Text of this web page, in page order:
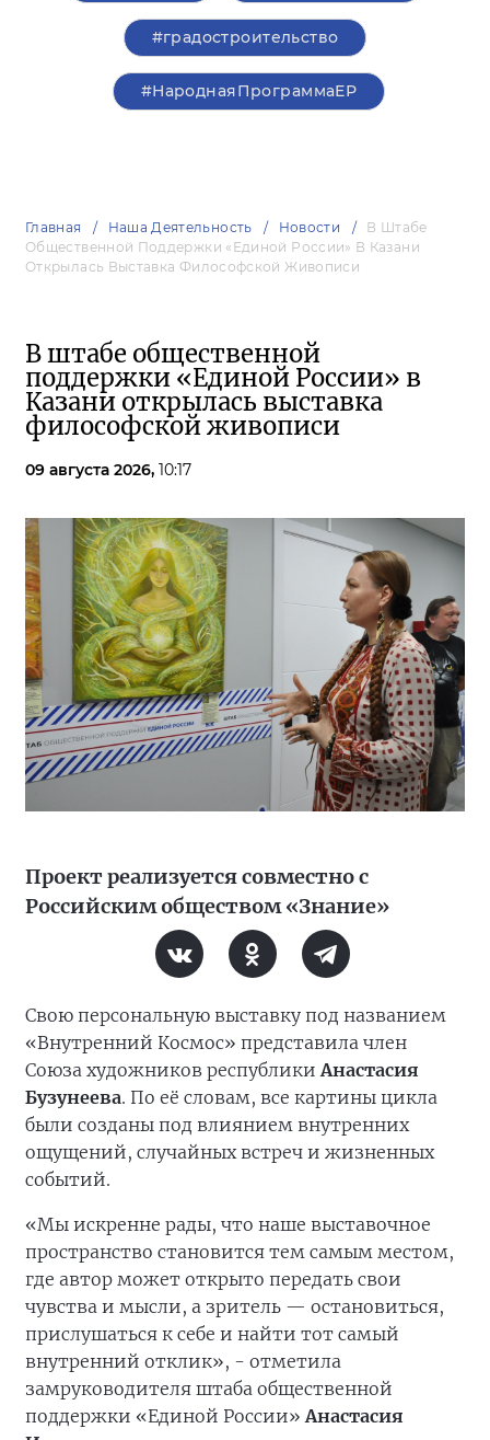
#градостроительство
#НароднаяПрограммаЕР
Главная Наша Деятельность Новости
В Штабе
Общественной Поддержки «Единой России» В Казани
Открылась Выставка Философской Живописи
В штабе общественной
поддержки «Единой России» в
Казани открылась выставка
философской живописи
09 августа 2026, 10:17
Проект реализуется совместно с
Российским обществом «Знание»
Свою персональную выставку под названием
«Внутренний Космос» представила член
Союза художников республики Анастасия
Бузунеева. По её словам, все картины цикла
были созданы под влиянием внутренних
ощущений, случайных встреч и жизненных
событий.
«Мы искренне рады, что наше выставочное
пространство становится тем самым местом,
где автор может открыто передать свои
чувства и мысли, а зритель — остановиться,
прислушаться к себе и найти тот самый
внутренний отклик», - отметила
замруководителя штаба общественной
поддержки «Единой России»Анастасия